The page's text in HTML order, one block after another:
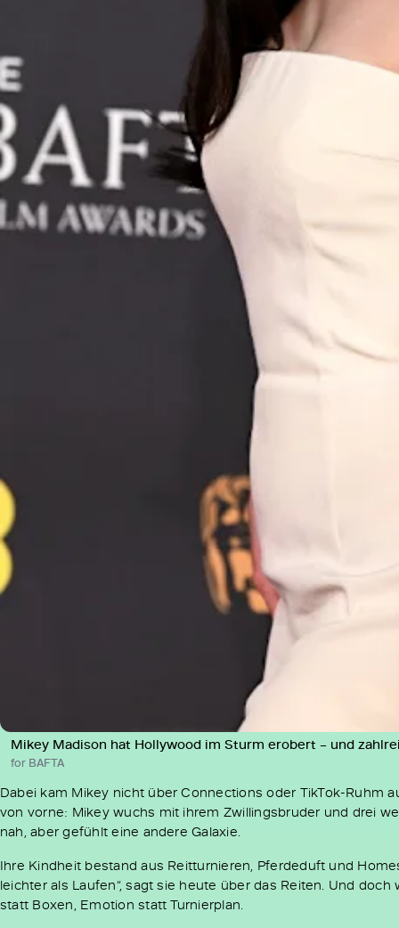
Mikey Madison hat Hollywood im Sturm erobert – und
for BAFTA
Dabei kam Mikey nicht über Connections oder TikTok-Ruhm
von vorne: Mikey wuchs mit ihrem Zwillingsbruder und drei
nah, aber gefühlt eine andere Galaxie.
Ihre Kindheit bestand aus Reitturnieren, Pferdeduft und
leichter als Laufen“, sagt sie heute über das Reiten. Und
statt Boxen, Emotion statt Turnierplan.